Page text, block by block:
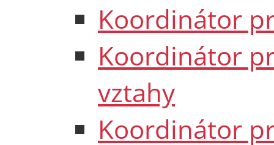
Koordinátor
Koordinátor
vztahy
Koordinátor